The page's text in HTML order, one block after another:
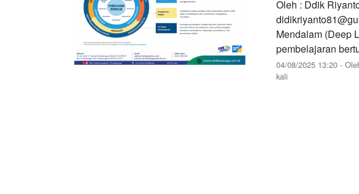
Oleh : Ddik
Mendalam (Deep
pembelajaran
04/08/2025 13:20 -
kali